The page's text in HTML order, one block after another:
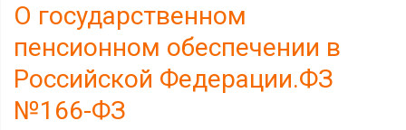
О государственном
пенсионном обеспечении в
Российской Федерации.ФЗ
№166-ФЗ